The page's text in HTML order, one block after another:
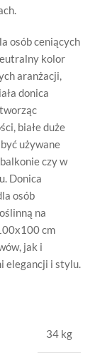
osób ceniących
kolor
aranżacji,
donica
białe duże
używane
czy w
Donica
osób
na
cm
jak i
elegancji i stylu.
34 kg